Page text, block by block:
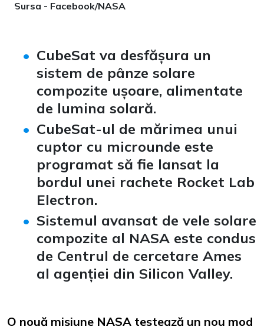
Sursa - Facebook/NASA
CubeSat va desfășura un
sistem de pânze solare
compozite ușoare, alimentate
de lumina solară.
CubeSat-ul de mărimea unui
cuptor cu microunde este
programat să fie lansat la
bordul unei rachete Rocket Lab
Electron.
Sistemul avansat de vele solare
compozite al NASA este condus
de Centrul de cercetare Ames
al agenției din Silicon Valley.
O nouă misiune NASA testează un nou mod